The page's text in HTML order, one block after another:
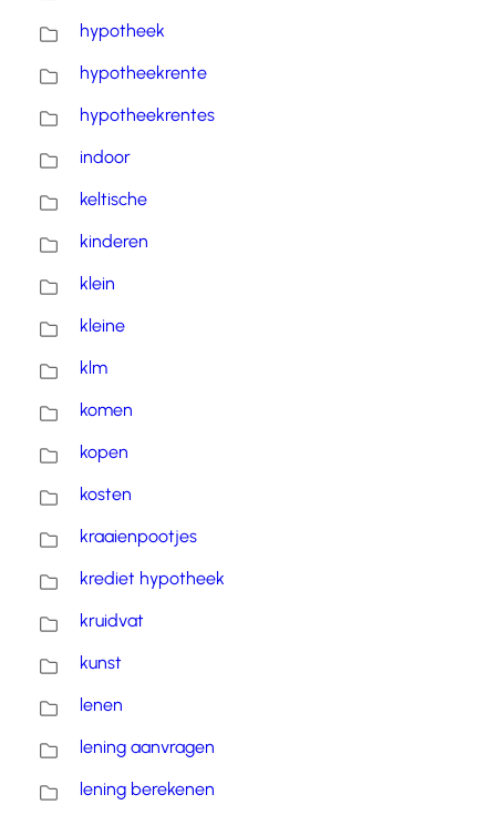
hypotheek
hypotheekrente
hypotheekrentes
indoor
keltische
kinderen
klein
kleine
klm
komen
kopen
kosten
kraaienpootjes
krediet hypotheek
kruidvat
kunst
lenen
lening aanvragen
lening berekenen